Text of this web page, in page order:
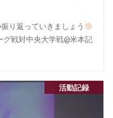
り返っていきましょう
戦対中央大学戦@米本記
活動記録